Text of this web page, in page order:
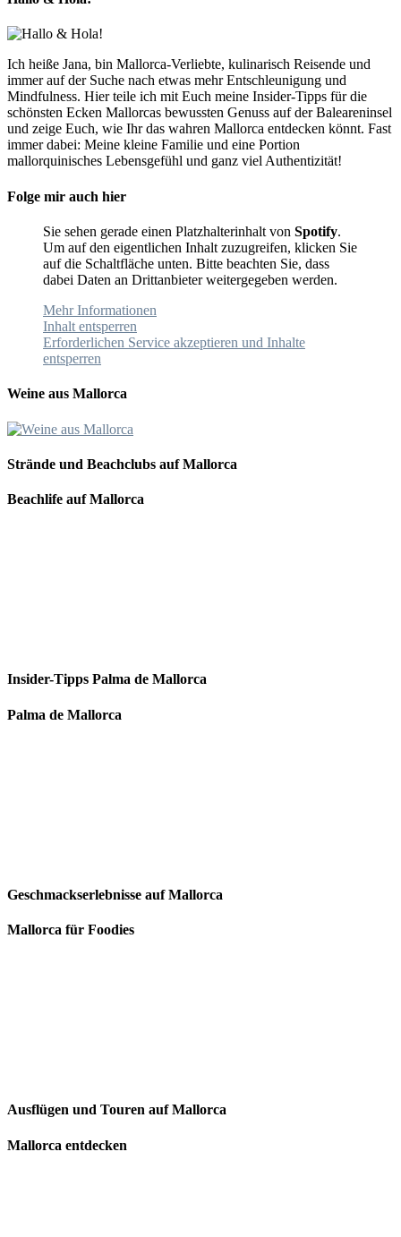
Ich heiße Jana, bin Mallorca-Verliebte, kulinarisch Reisende und
immer auf der Suche nach etwas mehr Entschleunigung und
Mindfulness. Hier teile ich mit Euch meine Insider-Tipps für die
schönsten Ecken Mallorcas bewussten Genuss auf der Baleareninsel
und zeige Euch, wie Ihr das wahren Mallorca entdecken könnt. Fast
immer dabei: Meine kleine Familie und eine Portion
mallorquinisches Lebensgefühl und ganz viel Authentizität!
Folge mir auch hier
Sie sehen gerade einen Platzhalterinhalt von Spotify.
Um auf den eigentlichen Inhalt zuzugreifen, klicken Sie
auf die Schaltfläche unten. Bitte beachten Sie, dass
dabei Daten an Drittanbieter weitergegeben werden.
Mehr Informationen
Inhalt entsperren
Erforderlichen Service akzeptieren und Inhalte
entsperren
Weine aus Mallorca
Strände und Beachclubs auf Mallorca
Beachlife auf Mallorca
Insider-Tipps Palma de Mallorca
Palma de Mallorca
Geschmackserlebnisse auf Mallorca
Mallorca für Foodies
Ausflügen und Touren auf Mallorca
Mallorca entdecken